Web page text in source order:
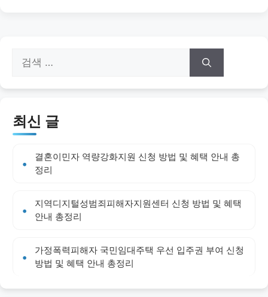
최신 글
결혼이민자 역량강화지원 신청 방법 및 혜택 안내 총
정리
지역디지털성범죄피해자지원센터 신청 방법 및 혜택
안내 총정리
가정폭력피해자 국민임대주택 우선 입주권 부여 신청
방법 및 혜택 안내 총정리